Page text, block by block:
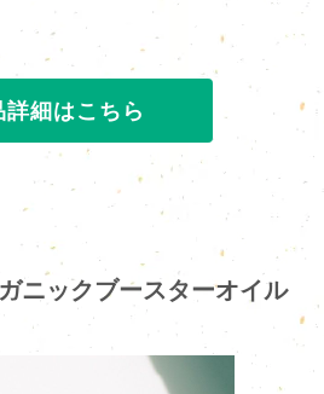
詳細はこちら
ニックブースターオイル